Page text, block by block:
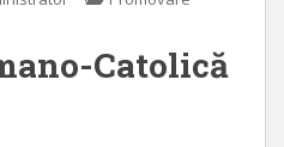
Catolică